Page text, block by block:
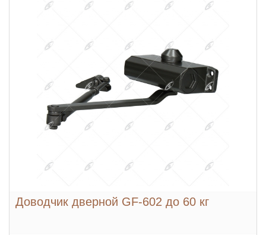
Доводчик дверной GF-602 до 60 кг